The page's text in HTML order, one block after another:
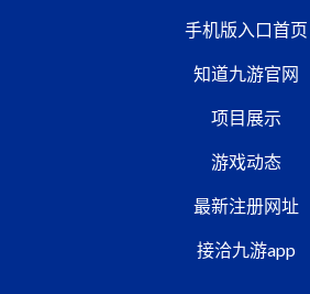
手机版入口首页
知道九游官网
项目展示
游戏动态
最新注册网址
接洽九游app